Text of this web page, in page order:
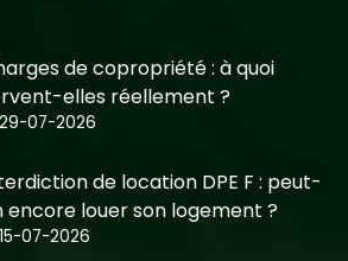
de copropriété : à quoi
elles réellement ?
07-2026
de location DPE F : peut-
encore louer son logement ?
07-2026